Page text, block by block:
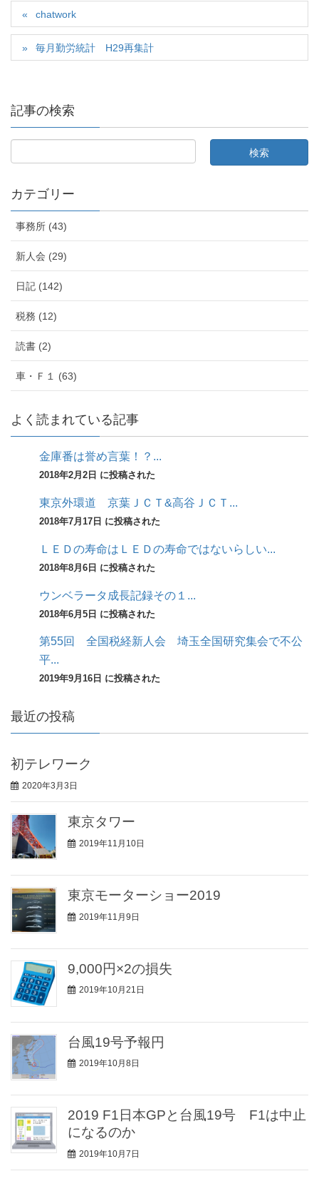
chatwork
毎月勤労統計 H29再集計
記事の検索
カテゴリー
事務所 (43)
新人会 (29)
日記 (142)
税務 (12)
読書 (2)
車・Ｆ１ (63)
よく読まれている記事
金庫番は誉め言葉！？...
2018年2月2日 に投稿された
東京外環道 京葉ＪＣＴ&高谷ＪＣＴ...
2018年7月17日 に投稿された
ＬＥＤの寿命はＬＥＤの寿命ではないらしい...
2018年8月6日 に投稿された
ウンベラータ成長記録その１...
2018年6月5日 に投稿された
第55回 全国税経新人会 埼玉全国研究集会で不公
平...
2019年9月16日 に投稿された
最近の投稿
初テレワーク
2020年3月3日
東京タワー
2019年11月10日
東京モーターショー2019
2019年11月9日
9,000円×2の損失
2019年10月21日
台風19号予報円
2019年10月8日
2019 F1日本GPと台風19号 F1は中止
になるのか
2019年10月7日